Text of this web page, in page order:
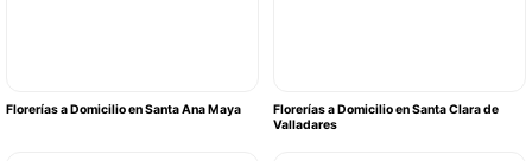
Florerías a Domicilio en Santa Ana Maya
Florerías a Domicilio en Santa Clara de
Valladares